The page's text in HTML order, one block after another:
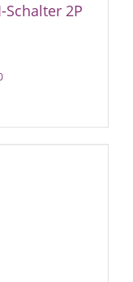
Schalter 2P